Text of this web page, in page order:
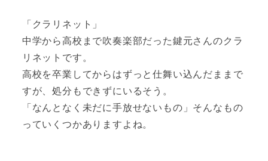
「クラリネット」
中学から高校まで吹奏楽部だった鍵元さんのクラ
リネットです。
高校を卒業してからはずっと仕舞い込んだままで
すが、処分もできずにいるそう。
「なんとなく未だに手放せないもの」そんなもの
っていくつかありますよね。